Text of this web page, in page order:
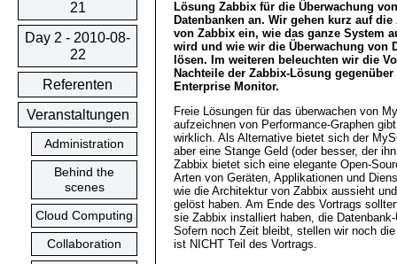
21
Day 2 - 2010-08-
22
Referenten
Veranstaltungen
Administration
Behind the
scenes
Cloud Computing
Collaboration
Lösung Zabbix für die Überwachung
Datenbanken an. Wir gehen kurz auf
von Zabbix ein, wie das ganze System
wird und wie wir die Überwachung von
lösen. Im weiteren beleuchten wir die
Nachteile der Zabbix-Lösung gegenüber
Enterprise Monitor.
Freie Lösungen für das überwachen von
aufzeichnen von Performance-Graphen
wirklich. Als Alternative bietet sich der
aber eine Stange Geld (oder besser, der
Zabbix bietet sich eine elegante Open-
Arten von Geräten, Applikationen und
wie die Architektur von Zabbix aussieht
gelöst haben. Am Ende des Vortrags
sie Zabbix installiert haben, die
Sofern noch Zeit bleibt, stellen wir noch
ist NICHT Teil des Vortrags.